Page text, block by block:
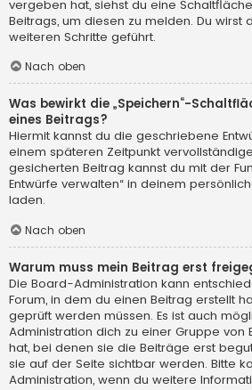
vergeben hat, siehst du eine
Beitrags, um diesen zu melden. Du wirst
weiteren Schritte geführt.
Nach oben
Was bewirkt die „Speichern“-
eines Beitrags?
Hiermit kannst du die geschriebene
einem späteren Zeitpunkt
gesicherten Beitrag kannst du mit der
Entwürfe verwalten“ in deinem
laden.
Nach oben
Warum muss mein Beitrag erst
Die Board-Administration kann
Forum, in dem du einen Beitrag erstellt
geprüft werden müssen. Es ist auch
Administration dich zu einer Gruppe von
hat, bei denen sie die Beiträge erst
sie auf der Seite sichtbar werden. Bitte
Administration, wenn du weitere